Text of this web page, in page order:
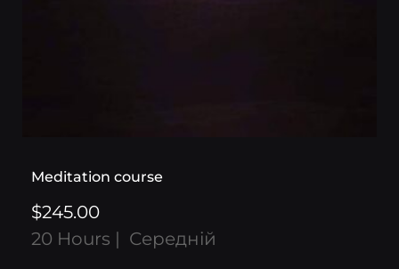
Meditation course
$245.00
20 Hours
Середній